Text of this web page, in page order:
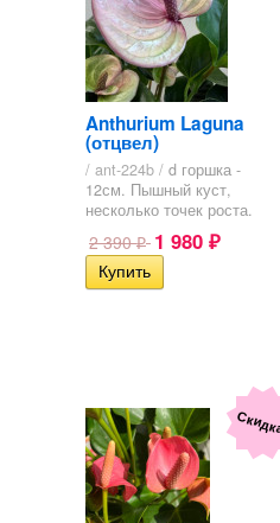
Anthurium Laguna
(отцвел)
/ ant-224b / d горшка -
12см. Пышный куст,
несколько точек роста.
2 390₽ 1 980 ₽